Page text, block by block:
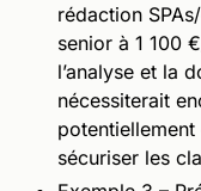
rédaction
senior à 1 100
l’analyse et la
nécessiterait
sécuriser les